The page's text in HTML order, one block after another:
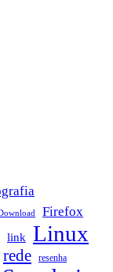
Firefox
link Linux
rede resenha